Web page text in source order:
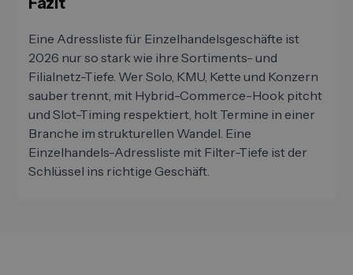
Eine Adressliste für Einzelhandelsgeschäfte ist
2026 nur so stark wie ihre Sortiments- und
Filialnetz-Tiefe. Wer Solo, KMU, Kette und Konzern
sauber trennt, mit Hybrid-Commerce-Hook pitcht
und Slot-Timing respektiert, holt Termine in einer
Branche im strukturellen Wandel. Eine
Einzelhandels-Adressliste mit Filter-Tiefe ist der
Schlüssel ins richtige Geschäft.